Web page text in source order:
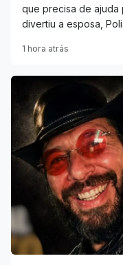
que precisa de ajuda
divertiu a esposa,
1 hora atrás